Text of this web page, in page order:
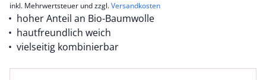
inkl. Mehrwertsteuer und zzgl.Versandkosten
hoher Anteil an Bio-Baumwolle
hautfreundlich weich
vielseitig kombinierbar